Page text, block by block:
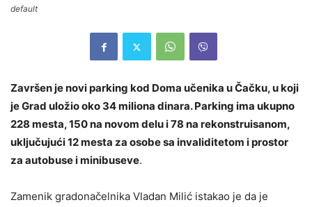
default
Završen je novi parking kod Doma učenika u Čačku, u koji
je Grad uložio oko 34 miliona dinara. Parking ima ukupno
228 mesta, 150 na novom delu i 78 na rekonstruisanom,
uključujući 12 mesta za osobe sa invaliditetom i prostor
za autobuse i minibuseve.
Zamenik gradonačelnika Vladan Milić istakao je da je